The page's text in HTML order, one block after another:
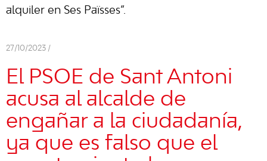
alquiler en Ses Païsses”.
27/10/2023 /
El PSOE de Sant Antoni
acusa al alcalde de
engañar a la ciudadanía,
ya que es falso que el